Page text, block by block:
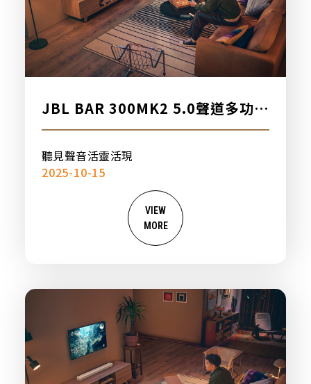
JBL BAR 300MK2 5.0聲道多功能
條型音響，新品上市
聽見聲音活靈活現
2025-10-15
VIEW
MORE